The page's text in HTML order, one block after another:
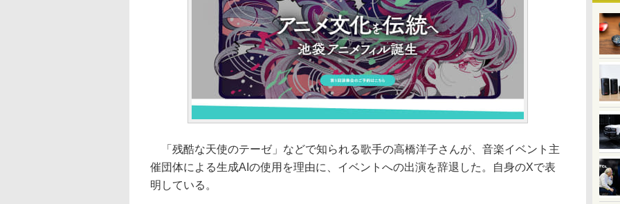
「残酷な天使のテーゼ」などで知られる歌手の高橋洋子さんが、音楽イベント主
催団体による生成AIの使用を理由に、イベントへの出演を辞退した。自身のXで表
明している。